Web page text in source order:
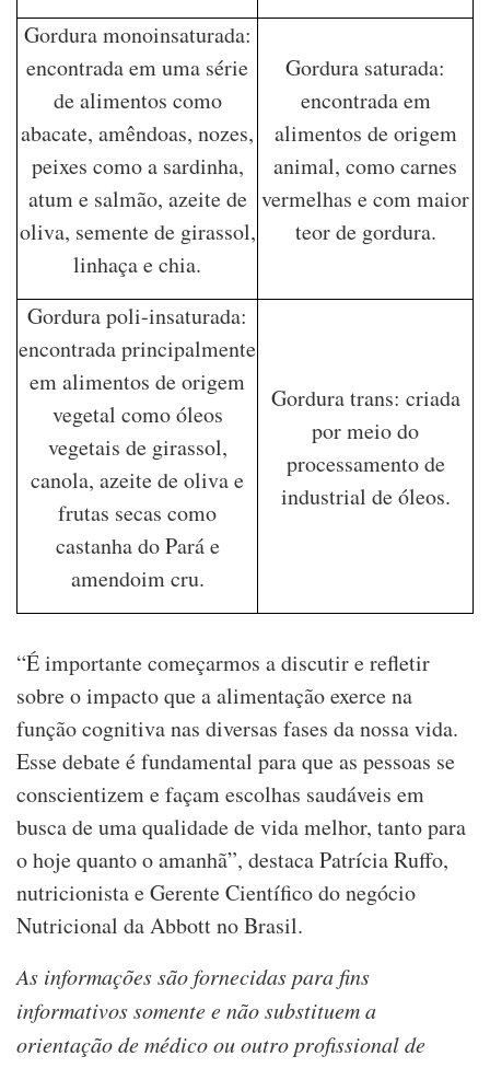
Gordura monoinsaturada:
encontrada em uma série
de alimentos como
abacate, amêndoas, nozes,
peixes como a sardinha,
atum e salmão, azeite de
oliva, semente de girassol,
linhaça e chia.
Gordura saturada:
encontrada em
alimentos de origem
animal, como carnes
vermelhas e com maior
teor de gordura.
Gordura poli-insaturada:
encontrada principalmente
em alimentos de origem
vegetal como óleos
vegetais de girassol,
canola, azeite de oliva e
frutas secas como
castanha do Pará e
amendoim cru.
Gordura trans: criada
por meio do
processamento de
industrial de óleos.
“É importante começarmos a discutir e refletir
sobre o impacto que a alimentação exerce na
função cognitiva nas diversas fases da nossa vida.
Esse debate é fundamental para que as pessoas se
conscientizem e façam escolhas saudáveis em
busca de uma qualidade de vida melhor, tanto para
o hoje quanto o amanhã”, destaca Patrícia Ruffo,
nutricionista e Gerente Científico do negócio
Nutricional da Abbott no Brasil.
As informações são fornecidas para fins
informativos somente e não substituem a
orientação de médico ou outro profissional de